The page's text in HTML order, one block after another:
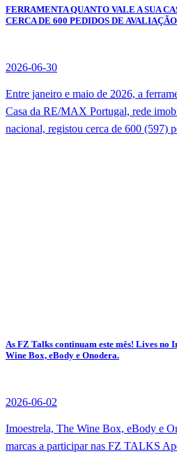
FERRAMENTA QUANTO VALE A SUA
CERCA DE 600 PEDIDOS DE AVALIAÇÃO
2026-06-30
Entre janeiro e maio de 2026, a
Casa da RE/MAX Portugal, rede
nacional, registou cerca de 600 (597)
As FZ Talks continuam este mês! Lives no
Wine Box, eBody e Onodera.
2026-06-02
Imoestrela, The Wine Box, eBody e
marcas a participar nas FZ TALKS